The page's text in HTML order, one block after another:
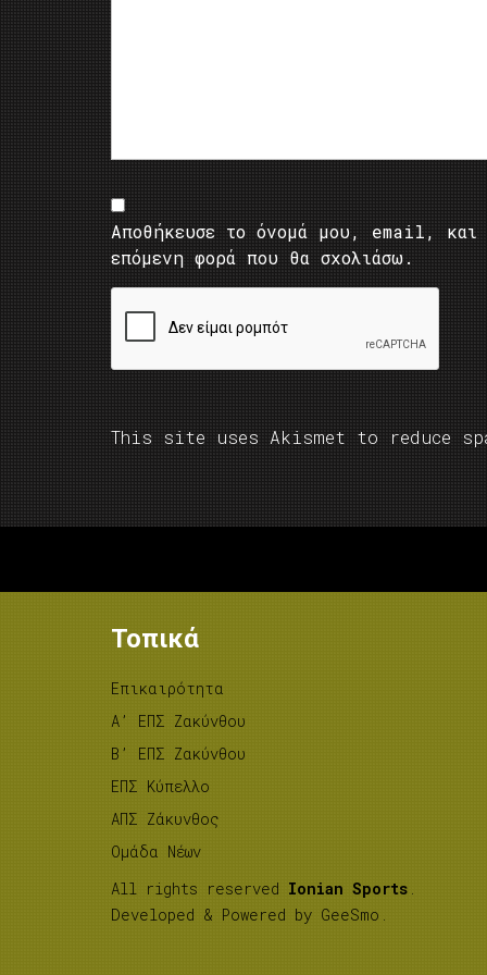
Αποθήκευσε το όνομά μου, email, και
επόμενη φορά που θα σχολιάσω.
This site uses Akismet to reduce
Τοπικά
Επικαιρότητα
A’ ΕΠΣ Ζακύνθου
B’ ΕΠΣ Ζακύνθου
ΕΠΣ Κύπελλο
ΑΠΣ Ζάκυνθος
Ομάδα Νέων
All rights reserved Ionian Sports .
Developed & Powered by GeeSmo .